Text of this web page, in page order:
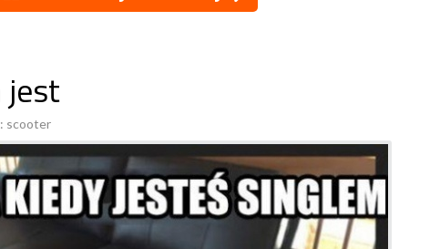
jest
scooter